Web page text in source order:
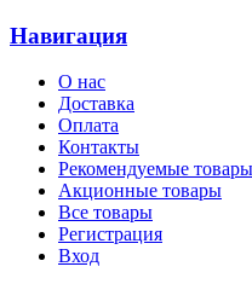
Навигация
О нас
Доставка
Оплата
Контакты
Рекомендуемые товары
Акционные товары
Все товары
Регистрация
Вход